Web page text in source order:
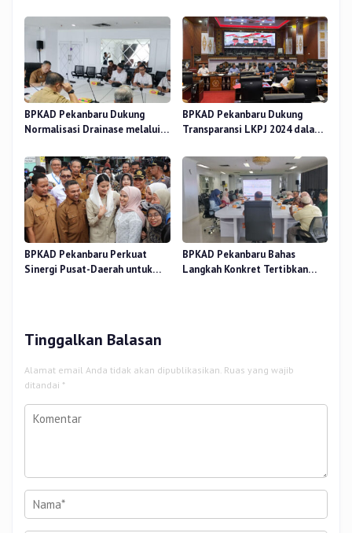
BPKAD Pekanbaru Dukung
Normalisasi Drainase melalui
BPKAD Pekanbaru Dukung
Transparansi LKPJ 2024 dalam
BPKAD Pekanbaru Perkuat
Sinergi Pusat-Daerah untuk
BPKAD Pekanbaru Bahas
Langkah Konkret Tertibkan
Tinggalkan Balasan
Alamat email Anda tidak akan dipublikasikan. Ruas yang wajib
ditandai *